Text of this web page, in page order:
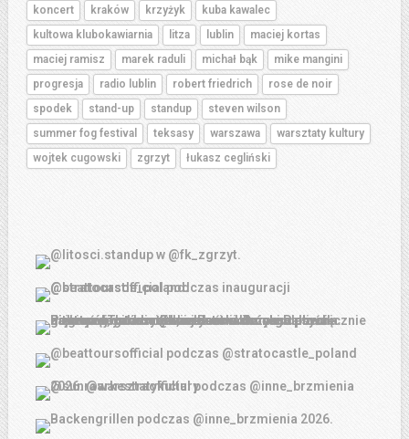
koncert
kraków krzyżyk
kuba kawalec
kultowa klubokawiarnia
litza lublin
maciej kortas
maciej ramisz
marek raduli michał bąk
mike mangini
progresja
radio lublin robert friedrich
rose de noir
spodek
stand-up standup
steven wilson
summer fog festival
teksasy warszawa
warsztaty kultury
wojtek cugowski
zgrzyt łukasz cegliński